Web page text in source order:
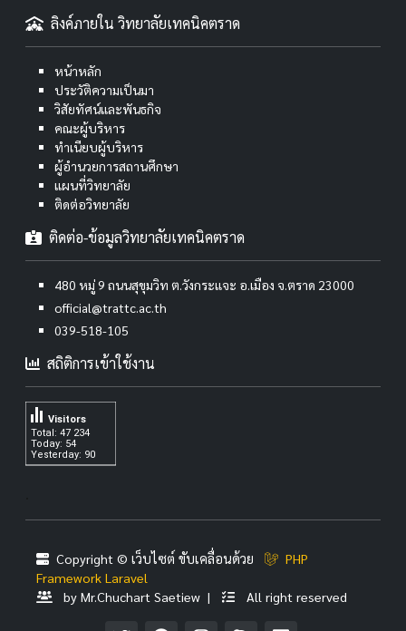
ลิงค์ภายใน วิทยาลัยเทคนิคตราด
หน้าหลัก
ประวัติความเป็นมา
วิสัยทัศน์และพันธกิจ
คณะผู้บริหาร
ทำเนียบผู้บริหาร
ผู้อำนวยการสถานศึกษา
แผนที่วิทยาลัย
ติดต่อวิทยาลัย
ติดต่อ-ข้อมูลวิทยาลัยเทคนิคตราด
480 หมู่ 9 ถนนสุขุมวิท ต.วังกระแจะ อ.เมือง จ.ตราด 23000
official@trattc.ac.th
039-518-105
สถิติการเข้าใช้งาน
Total: 47 234
Today: 54
Yesterday: 90
Visitors
Copyright © เว็บไซต์ ขับเคลื่อนด้วย
PHP
Framework Laravel
by Mr.Chuchart Saetiew |
All right reserved